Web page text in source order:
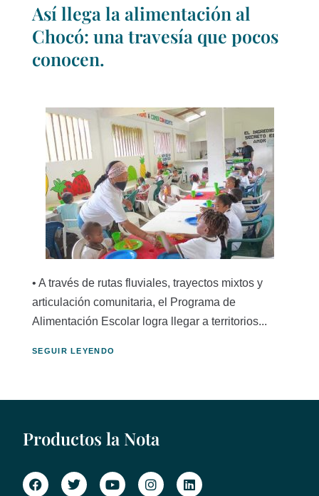
Así llega la alimentación al
Chocó: una travesía que pocos
conocen.
• A través de rutas fluviales, trayectos mixtos y
articulación comunitaria, el Programa de
Alimentación Escolar logra llegar a territorios...
SEGUIR LEYENDO
Productos la Nota